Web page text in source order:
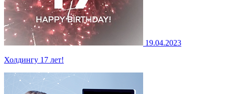
19.04.2023
Холдингу 17 лет!